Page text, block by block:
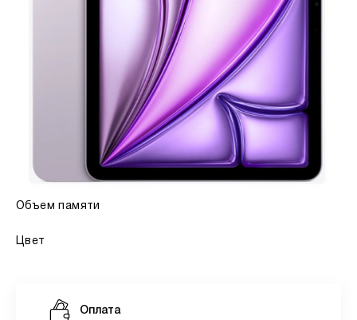
Объем памяти
Цвет
Оплата